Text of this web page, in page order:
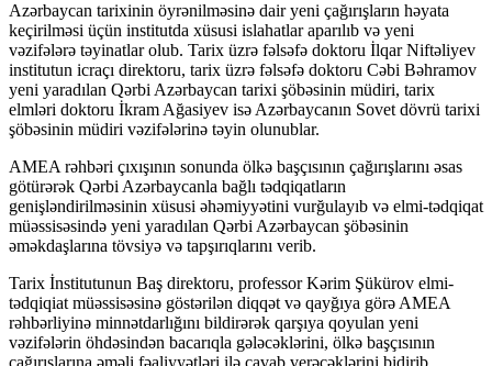
Azərbaycan tarixinin öyrənilməsinə dair yeni çağırışların həyata
keçirilməsi üçün institutda xüsusi islahatlar aparılıb və yeni
vəzifələrə təyinatlar olub. Tarix üzrə fəlsəfə doktoru İlqar Niftəliyev
institutun icraçı direktoru, tarix üzrə fəlsəfə doktoru Cəbi Bəhramov
yeni yaradılan Qərbi Azərbaycan tarixi şöbəsinin müdiri, tarix
elmləri doktoru İkram Ağasiyev isə Azərbaycanın Sovet dövrü tarixi
şöbəsinin müdiri vəzifələrinə təyin olunublar.
AMEA rəhbəri çıxışının sonunda ölkə başçısının çağırışlarını əsas
götürərək Qərbi Azərbaycanla bağlı tədqiqatların
genişləndirilməsinin xüsusi əhəmiyyətini vurğulayıb və elmi-tədqiqat
müəssisəsində yeni yaradılan Qərbi Azərbaycan şöbəsinin
əməkdaşlarına tövsiyə və tapşırıqlarını verib.
Tarix İnstitutunun Baş direktoru, professor Kərim Şükürov elmi-
tədqiqiat müəssisəsinə göstərilən diqqət və qayğıya görə AMEA
rəhbərliyinə minnətdarlığını bildirərək qarşıya qoyulan yeni
vəzifələrin öhdəsindən bacarıqla gələcəklərini, ölkə başçısının